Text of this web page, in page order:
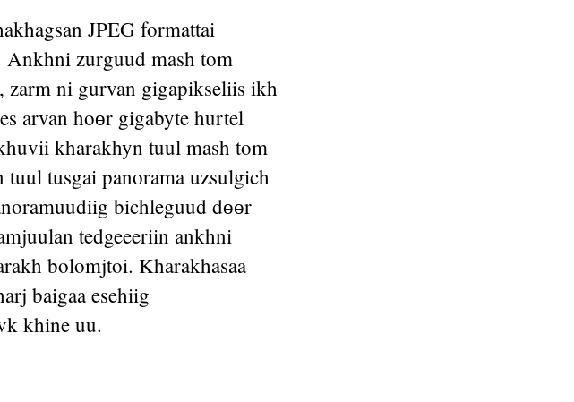
JPEG formattai
Ankhni zurguud mash tom
ni gurvan gigapikseliis ikh
arvan hoөr gigabyte hurtel
kharakhyn tuul mash tom
tusgai panorama uzsulgich
bichleguud dөөr
tedgeeeriin ankhni
bolomjtoi. Kharakhasaa
baigaa esehiig
khine uu.